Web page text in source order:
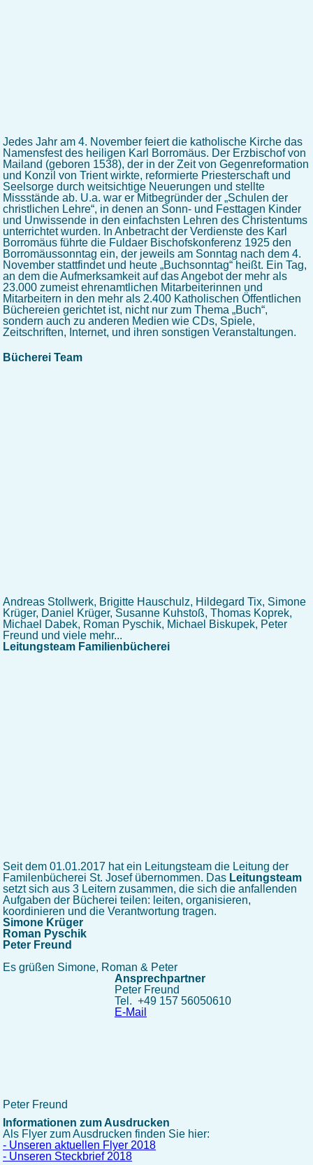
Jedes Jahr am 4. November feiert die katholische Kirche das
Namensfest des heiligen Karl Borromäus. Der Erzbischof von
Mailand (geboren 1538), der in der Zeit von Gegenreformation
und Konzil von Trient wirkte, reformierte Priesterschaft und
Seelsorge durch weitsichtige Neuerungen und stellte
Missstände ab. U.a. war er Mitbegründer der „Schulen der
christlichen Lehre“, in denen an Sonn- und Festtagen Kinder
und Unwissende in den einfachsten Lehren des Christentums
unterrichtet wurden. In Anbetracht der Verdienste des Karl
Borromäus führte die Fuldaer Bischofskonferenz 1925 den
Borromäussonntag ein, der jeweils am Sonntag nach dem 4.
November stattfindet und heute „Buchsonntag“ heißt. Ein Tag,
an dem die Aufmerksamkeit auf das Angebot der mehr als
23.000 zumeist ehrenamtlichen Mitarbeiterinnen und
Mitarbeitern in den mehr als 2.400 Katholischen Öffentlichen
Büchereien gerichtet ist, nicht nur zum Thema „Buch“,
sondern auch zu anderen Medien wie CDs, Spiele,
Zeitschriften, Internet, und ihren sonstigen Veranstaltungen.
Bücherei Team
Andreas Stollwerk, Brigitte Hauschulz, Hildegard Tix, Simone
Krüger, Daniel Krüger, Susanne Kuhstoß, Thomas Koprek,
Michael Dabek, Roman Pyschik, Michael Biskupek, Peter
Freund und viele mehr...
Leitungsteam Familienbücherei
Seit dem 01.01.2017 hat ein Leitungsteam die Leitung der
Familenbücherei St. Josef übernommen. Das Leitungsteam
setzt sich aus 3 Leitern zusammen, die sich die anfallenden
Aufgaben der Bücherei teilen: leiten, organisieren,
koordinieren und die Verantwortung tragen.
Simone Krüger
Roman Pyschik
Peter Freund
Es grüßen Simone, Roman & Peter
Peter Freund
Ansprechpartner
Peter Freund
Tel. +49 157 56050610
E-Mail
Informationen zum Ausdrucken
Als Flyer zum Ausdrucken finden Sie hier:
- Unseren aktuellen Flyer 2018
- Unseren Steckbrief 2018